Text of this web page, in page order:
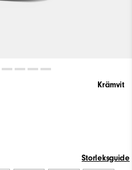
Krämvit
Storleksguide